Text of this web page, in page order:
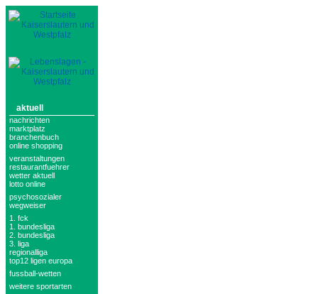
aktuell
nachrichten
marktplatz
branchenbuch
online shopping
veranstaltungen
restaurantfuehrer
wetter aktuell
lotto online
psychosozialer
wegweiser
1. fck
1. bundesliga
2. bundesliga
3. liga
regionalliga
top12 ligen europa
fussball-wetten
weitere sportarten